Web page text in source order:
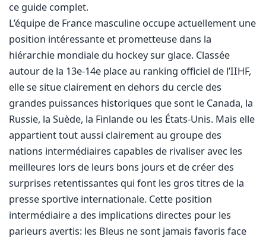
ce guide complet.
L’équipe de France masculine occupe actuellement une
position intéressante et prometteuse dans la
hiérarchie mondiale du hockey sur glace. Classée
autour de la 13e-14e place au ranking officiel de l’IIHF,
elle se situe clairement en dehors du cercle des
grandes puissances historiques que sont le Canada, la
Russie, la Suède, la Finlande ou les États-Unis. Mais elle
appartient tout aussi clairement au groupe des
nations intermédiaires capables de rivaliser avec les
meilleures lors de leurs bons jours et de créer des
surprises retentissantes qui font les gros titres de la
presse sportive internationale. Cette position
intermédiaire a des implications directes pour les
parieurs avertis: les Bleus ne sont jamais favoris face